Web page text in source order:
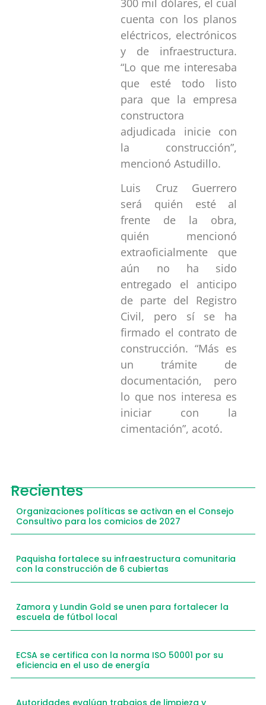
300 mil dólares, el cual
cuenta con los planos
eléctricos, electrónicos
y de infraestructura.
“Lo que me interesaba
que esté todo listo
para que la empresa
constructora
adjudicada inicie con
la construcción”,
mencionó Astudillo.
Luis Cruz Guerrero
será quién esté al
frente de la obra,
quién mencionó
extraoficialmente que
aún no ha sido
entregado el anticipo
de parte del Registro
Civil, pero sí se ha
firmado el contrato de
construcción. “Más es
un trámite de
documentación, pero
lo que nos interesa es
iniciar con la
cimentación”, acotó.
Recientes
Organizaciones políticas se activan en el Consejo
Consultivo para los comicios de 2027
Paquisha fortalece su infraestructura comunitaria
con la construcción de 6 cubiertas
Zamora y Lundin Gold se unen para fortalecer la
escuela de fútbol local
ECSA se certifica con la norma ISO 50001 por su
eficiencia en el uso de energía